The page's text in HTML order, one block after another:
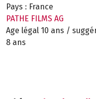
Pays : France
PATHE FILMS AG
Age légal 10 ans /
8 ans